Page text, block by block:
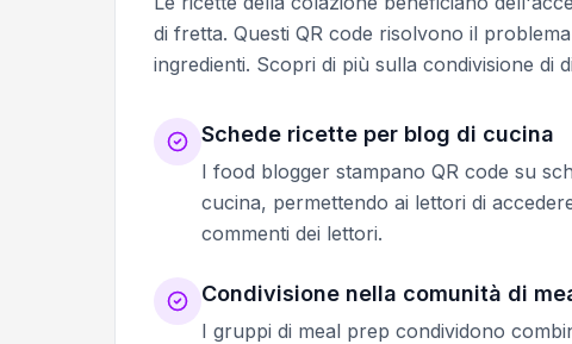
di fretta. Questi QR code risolvono il
ingredienti. Scopri di più sulla condivisione di
Schede ricette per blog di cucina
I food blogger stampano QR code su
cucina, permettendo ai lettori di
commenti dei lettori.
Condivisione nella comunità di
I gruppi di meal prep condividono